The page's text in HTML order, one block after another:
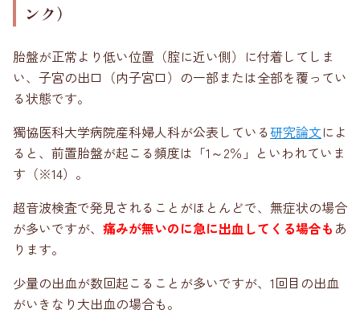
ンク）
胎盤が正常より低い位置（腟に近い側）に付着してしま
い、子宮の出口（内子宮口）の一部または全部を覆ってい
る状態です。
獨協医科大学病院産科婦人科が公表している研究論文によ
ると、前置胎盤が起こる頻度は「1～2％」といわれていま
す（※14）。
超音波検査で発見されることがほとんどで、無症状の場合
が多いですが、 痛みが無いのに急に出血してくる場合も あ
ります。
少量の出血が数回起こることが多いですが、1回目の出血
がいきなり大出血の場合も。